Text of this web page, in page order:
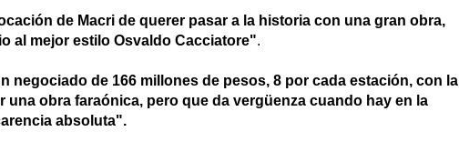
de Macri de querer pasar a la historia con una gran obra,
al mejor estilo Osvaldo Cacciatore".
negociado de 166 millones de pesos, 8 por cada estación, con la
obra faraónica, pero que da vergüenza cuando hay en la
absoluta".